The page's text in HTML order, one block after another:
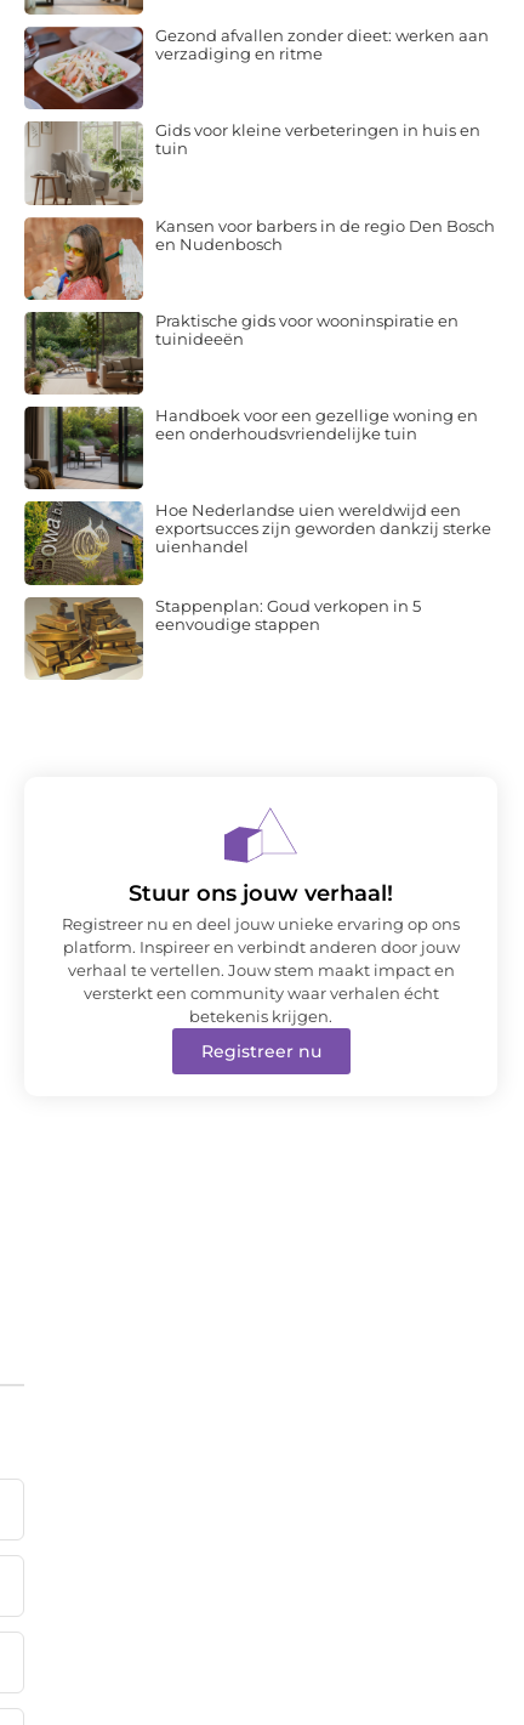
Gezond afvallen zonder dieet: werken aan
verzadiging en ritme
Gids voor kleine verbeteringen in huis en
tuin
Kansen voor barbers in de regio Den Bosch
en Nudenbosch
Praktische gids voor wooninspiratie en
tuinideeën
Handboek voor een gezellige woning en
een onderhoudsvriendelijke tuin
Hoe Nederlandse uien wereldwijd een
exportsucces zijn geworden dankzij sterke
uienhandel
Stappenplan: Goud verkopen in 5
eenvoudige stappen
Stuur ons jouw verhaal!
Registreer nu en deel jouw unieke ervaring op ons
platform. Inspireer en verbindt anderen door jouw
verhaal te vertellen. Jouw stem maakt impact en
versterkt een community waar verhalen écht
betekenis krijgen.
Registreer nu